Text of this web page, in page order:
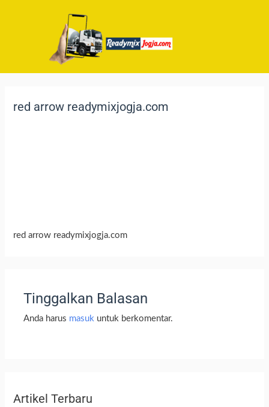
red arrow readymixjogja.com
red arrow readymixjogja.com
Tinggalkan Balasan
Anda harus masuk untuk berkomentar.
Artikel Terbaru